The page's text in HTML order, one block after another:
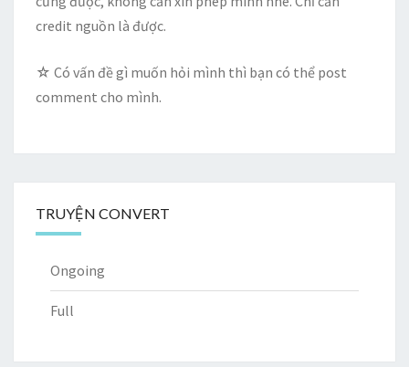
credit nguồn là được.
☆ Có vấn đề gì muốn hỏi mình thì bạn có thể post
comment cho mình.
TRUYỆN CONVERT
Ongoing
Full